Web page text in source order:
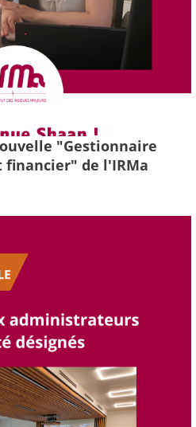
"Gestionnaire
de l'IRMa